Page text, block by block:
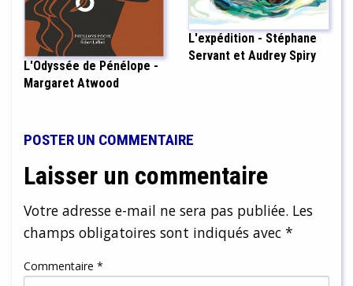
L'Odyssée de Pénélope -
Margaret Atwood
L'expédition - Stéphane
Servant et Audrey Spiry
POSTER UN COMMENTAIRE
Laisser un commentaire
Votre adresse e-mail ne sera pas publiée. Les
champs obligatoires sont indiqués avec *
Commentaire *